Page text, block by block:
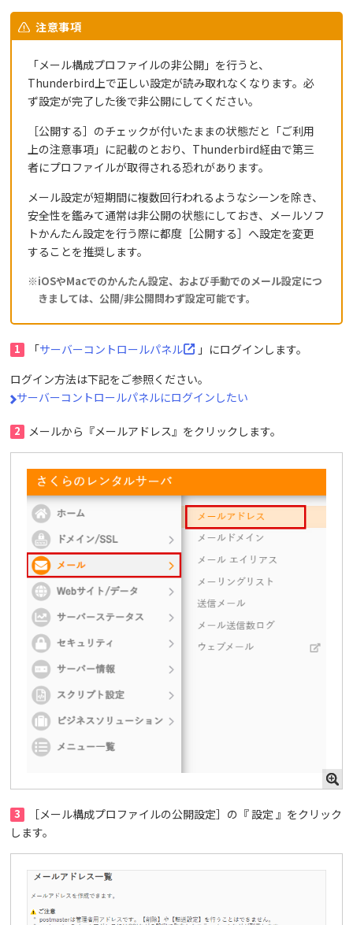
注意事項
「メール構成プロファイルの非公開」を行うと、
Thunderbird上で正しい設定が読み取れなくなります。必
ず設定が完了した後で非公開にしてください。
［公開する］のチェックが付いたままの状態だと「ご利用
上の注意事項」に記載のとおり、Thunderbird経由で第三
者にプロファイルが取得される恐れがあります。
メール設定が短期間に複数回行われるようなシーンを除き、
安全性を鑑みて通常は非公開の状態にしておき、メールソフ
トかんたん設定を行う際に都度［公開する］へ設定を変更
することを推奨します。
※iOSやMacでのかんたん設定、および手動でのメール設定につ
きましては、公開/非公開問わず設定可能です。
1 「サーバーコントロールパネル
」にログインします。
ログイン方法は下記をご参照ください。
サーバーコントロールパネルにログインしたい
2 メールから『メールアドレス』をクリックします。
3
［メール構成プロファイルの公開設定］の『 設定 』をクリック
します。